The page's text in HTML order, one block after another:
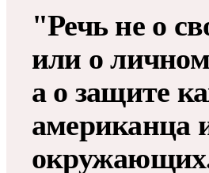
"Речь не о
или о
а о защите
американца